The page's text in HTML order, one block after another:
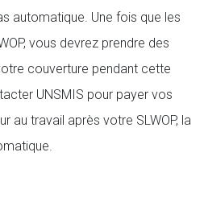
automatique. Une fois que les
vous devrez prendre des
couverture pendant cette
UNSMIS pour payer vos
au travail après votre SLWOP, la